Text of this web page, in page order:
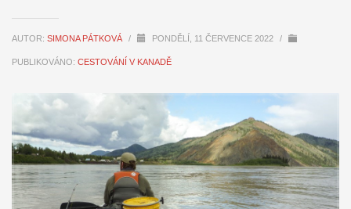
AUTOR: SIMONA PÁTKOVÁ / PONDĚLÍ, 11 ČERVENCE 2022 /
PUBLIKOVÁNO: CESTOVÁNÍ V KANADĚ